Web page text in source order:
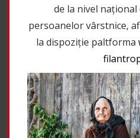
OCUPAȚIA
SOCIAL”
7 martie 2018
Federația Filantropia,
de la nivel
persoanelor vârstnice,
la dispoziție paltforma